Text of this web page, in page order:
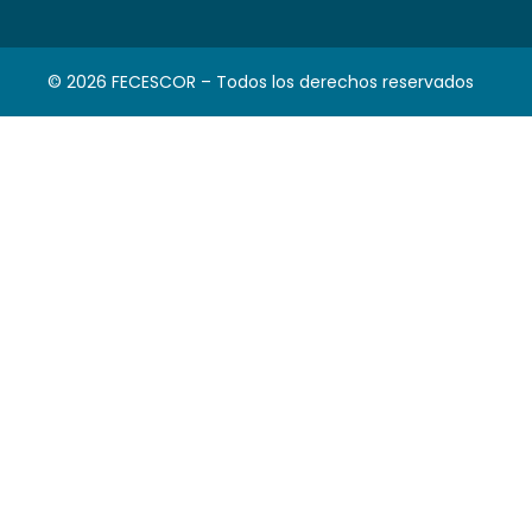
© 2026 FECESCOR – Todos los derechos reservados